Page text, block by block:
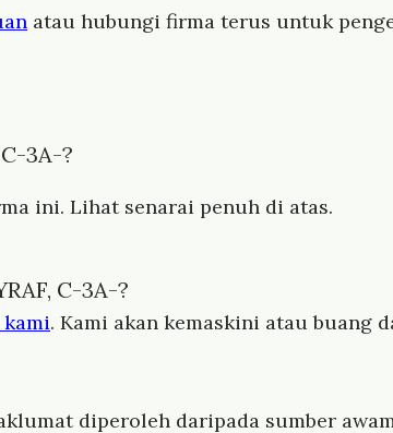
atau hubungi firma terus untuk
3A-?
ini. Lihat senarai penuh di atas.
C-3A-?
. Kami akan kemaskini atau buang
diperoleh daripada sumber